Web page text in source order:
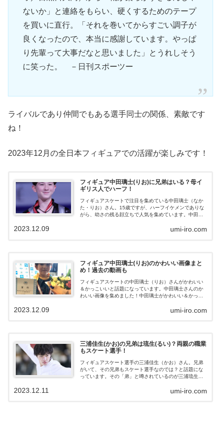
ないか」と連絡をもらい、硬くするためのテープ
を買いに直行。「それを巻いてからすごい調子が
良くなったので、本当に感謝しています。やっぱ
り先輩って大事だなと思いました」とうれしそう
に笑った。 －日刊スポーツー
ライバルであり仲間でもある選手同士の関係、素敵です
ね！
2023年12月の全日本フィギュアでの活躍が楽しみです！
フィギュア中田璃士(りお)に兄弟はいる？母イ
ギリス人でハーフ！
フィギュアスケートで注目を集めている中田璃士（なか
た・りお）さん。15歳ですが、ハーフイケメンでありな
がら、幼さの残る顔立ちで人気を集めています。中田璃
とで、中田璃士さんの両親についても調査してみまし
ディフ 学歴：船橋市立若松中学校→中京大学付属中京高
等学校 種目：男子フィギュアスケート 所属：TOKIOイン
umi-iro.com
2023.12.09
フィギュア中田璃士(りお)のかわいい画像まと
め！過去の動画も
フィギュアスケートの中田璃士（りお）さんがかわいい
＆かっこいいと話題になっています。中田璃士さんのか
わいい画像を集めました！中田璃士がかわいい＆かっこ
がかわいい！と話題になって言います。中田璃士くん少
拝見したけど毎度すごい！昌磨くんみがあるなぁと思っ
てたら目標にされてるんですよね😊コラントッテもつけ
umi-iro.com
2023.12.09
三浦佳生(かお)の兄弟は琉生(るい)？両親の職業
もスケート選手！
フィギュアスケート選手の三浦佳生（かお）さん。兄弟
がいて、その兄弟もスケート選手なのでは？と話題にな
っています。その「弟」と噂されているのが三浦琉生
生さんと三浦琉生さんの関係について調査しました！フ
umi-iro.com
2023.12.11